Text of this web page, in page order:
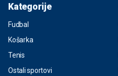
Kategorije
Fudbal
Košarka
Tenis
Ostali sportovi